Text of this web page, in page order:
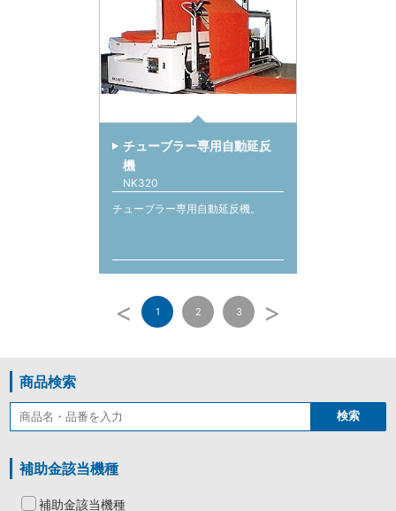
チューブラー専用自動延反
機
NK320
チューブラー専用自動延反機。
< 1 2 3 >
商品検索
補助金該当機種
補助金該当機種